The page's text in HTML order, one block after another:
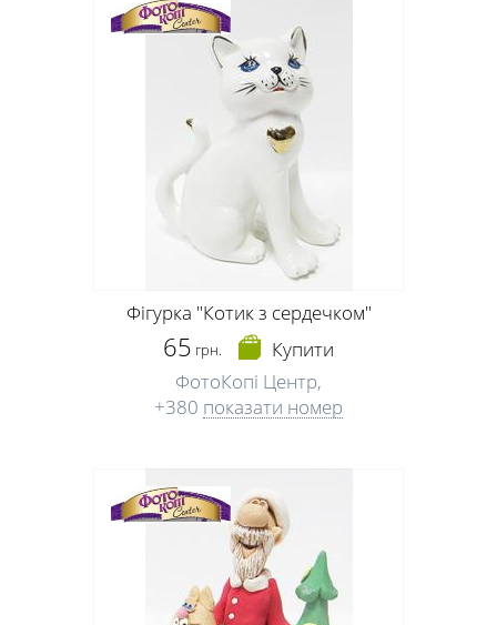
Фігурка "Котик з сердечком"
65 грн.
Купити
ФотоКопі Центр,
+380 показати номер